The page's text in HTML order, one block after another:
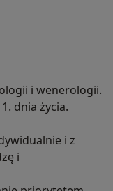
i wenerologii.
dnia życia.
i z
i